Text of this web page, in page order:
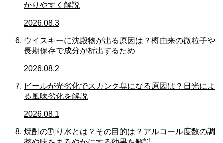
かりやすく解説
2026.08.3
ウイスキーに沈殿物が出る原因は？樽由来の微粒子や
長期保存で成分が析出するため
2026.08.2
ビールが光劣化でスカンク臭になる原因は？日光によ
る風味劣化を解説
2026.08.1
焼酎の割り水とは？その目的は？アルコール度数の調